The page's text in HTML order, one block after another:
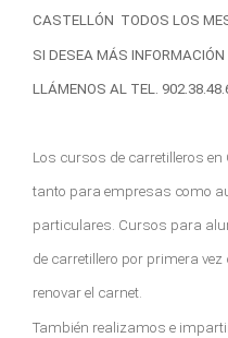
CASTELLÓN TODOS LOS
SI DESEA MÁS
LLÁMENOS AL TEL.
Los cursos de carretilleros
tanto para empresas como
particulares. Cursos para
de carretillero por primera
renovar el carnet.
También realizamos e